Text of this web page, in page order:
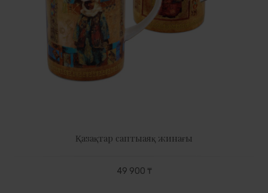
Қазақтар саптыаяқ жинағы
49 900 ₸